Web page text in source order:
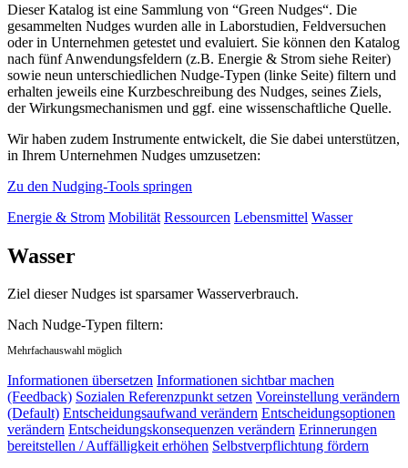
Dieser Katalog ist eine Sammlung von “Green Nudges“. Die
gesammelten Nudges wurden alle in Laborstudien, Feldversuchen
oder in Unternehmen getestet und evaluiert. Sie können den Katalog
nach fünf Anwendungsfeldern (z.B. Energie & Strom siehe Reiter)
sowie neun unterschiedlichen Nudge-Typen (linke Seite) filtern und
erhalten jeweils eine Kurzbeschreibung des Nudges, seines Ziels,
der Wirkungsmechanismen und ggf. eine wissenschaftliche Quelle.
Wir haben zudem Instrumente entwickelt, die Sie dabei unterstützen,
in Ihrem Unternehmen Nudges umzusetzen:
Zu den Nudging-Tools springen
Energie & Strom Mobilität Ressourcen Lebensmittel Wasser
Wasser
Ziel dieser Nudges ist sparsamer Wasserverbrauch.
Nach Nudge-Typen filtern:
Mehrfachauswahl möglich
Informationen übersetzen Informationen sichtbar machen
(Feedback) Sozialen Referenzpunkt setzen Voreinstellung verändern
(Default) Entscheidungsaufwand verändern Entscheidungsoptionen
verändern Entscheidungskonsequenzen verändern Erinnerungen
bereitstellen / Auffälligkeit erhöhen Selbstverpflichtung fördern